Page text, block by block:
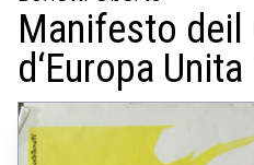
DIDATTICA
SHOP
LE COLLEZIONI
GLI AUTORI
LORENZO VIANI
Manifesto deil
d‘Europa